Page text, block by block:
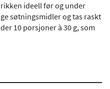
ideell før og under
søtningsmidler og tas raskt
10 porsjoner à 30 g, som